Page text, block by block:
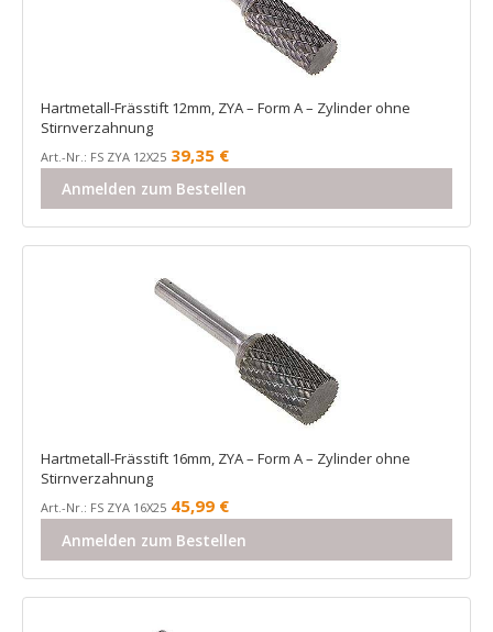
Hartmetall-Frässtift 12mm, ZYA – Form A – Zylinder ohne
Stirnverzahnung
Art.-Nr.: FS ZYA 12X25 39,35 €
Anmelden zum Bestellen
Hartmetall-Frässtift 16mm, ZYA – Form A – Zylinder ohne
Stirnverzahnung
Art.-Nr.: FS ZYA 16X25 45,99 €
Anmelden zum Bestellen